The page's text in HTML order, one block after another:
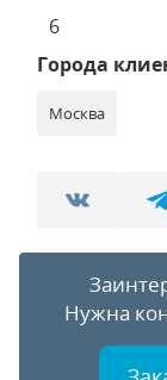
6
Города
Москва
Нужна